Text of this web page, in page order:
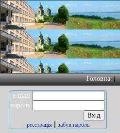
Головна |
e-mail
пароль
реєстрація |забув пароль